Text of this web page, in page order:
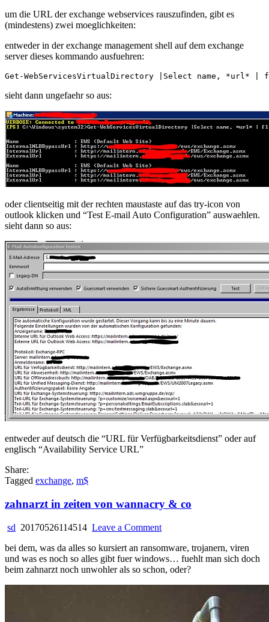
finde
exchange
(EWS)
um die URL der exchange webservices rauszufinden, gibt es
(mindestens) zwei moeglichkeiten:
entweder in der exchange management shell auf dem exchange
server dieses kommando ausfuehren:
sieht dann ungefaehr so aus:
oder clientseitig mit der rechten maustaste auf das try-icon von
outlook klicken und “Test E-mail Auto Configuration” auswaehlen.
sieht dann so aus:
entweder auf deutsch die “URL für Verfügbarkeitsdienst” oder auf
englisch “Availability Service URL”
Share:
Tagged exchange, m$
zahnarzt in zeiten von wannacry & co
sd 20170526114514 Leave a Commenton
in
zeiten
von
bei dem, was da alles so kursiert an ransomware, trojanern, viren
und was es noch so alles gibt fuer windows… fuehlt man sich doch
beim zahnarzt noch unwohler als so schon, oder?